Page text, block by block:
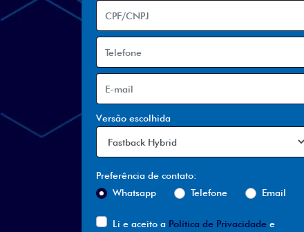
Versão escolhida
Preferência de contato:
Whatsapp
Telefone Email
Li e aceito a Política de Privacidade e